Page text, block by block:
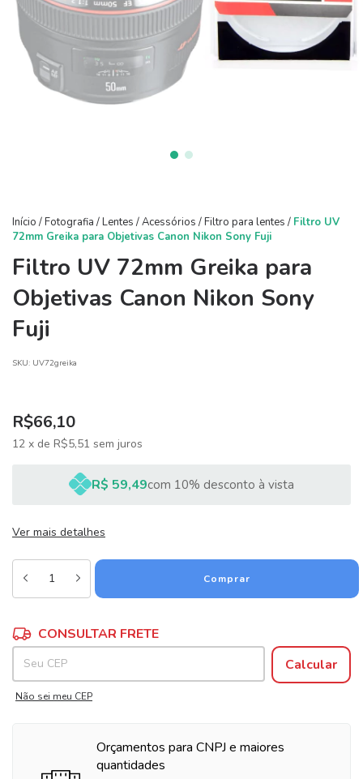
Início /Fotografia /Lentes /Acessórios /Filtro para lentes / Filtro UV
72mm Greika para Objetivas Canon Nikon Sony Fuji
Filtro UV 72mm Greika para
Objetivas Canon Nikon Sony
Fuji
SKU: UV72greika
R$66,10
12 x de R$5,51 sem juros
R$ 59,49com 10% desconto à vista
Ver mais detalhes
Entregas para o CEP:
CONSULTAR FRETE
Calcular
Não sei meu CEP
Orçamentos para CNPJ e maiores
quantidades